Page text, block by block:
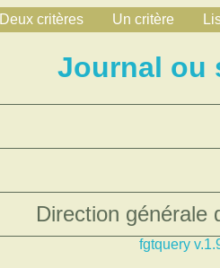
Deux critères Un critère
Journal ou
Direction générale
fgtquery